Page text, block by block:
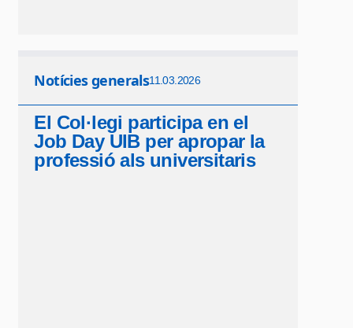
Notícies generals11.03.2026
El Col·legi participa en el
Job Day UIB per apropar la
professió als universitaris